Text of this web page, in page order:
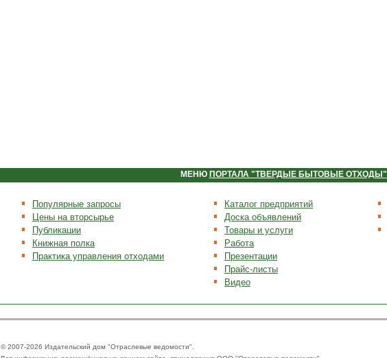
МЕНЮ ПОРТАЛА "ТВЕРДЫЕ БЫТОВЫЕ ОТХОДЫ"
Популярные запросы
Цены на вторсырье
Публикации
Книжная полка
Практика управления отходами
Каталог предприятий
Доска объявлений
Товары и услуги
Работа
Презентации
Прайс-листы
Видео
© 2007-2026 Издательский дом "Отраслевые ведомости".